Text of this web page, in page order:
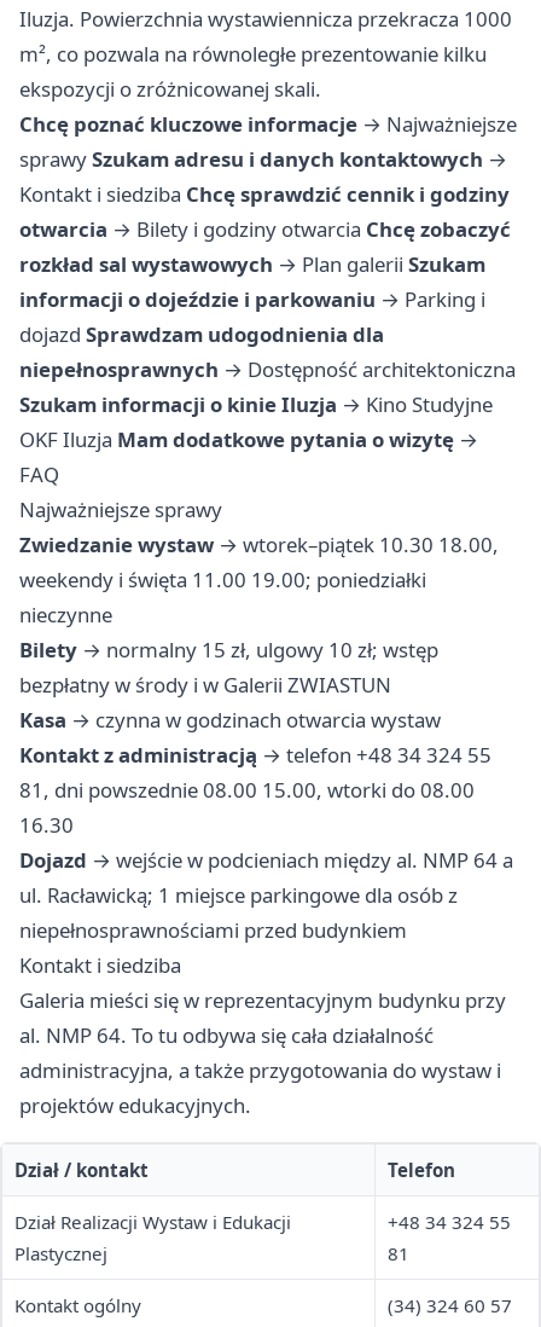
Iluzja. Powierzchnia wystawiennicza przekracza 1000
m², co pozwala na równoległe prezentowanie kilku
ekspozycji o zróżnicowanej skali.
Chcę poznać kluczowe informacje → Najważniejsze
sprawySzukam adresu i danych kontaktowych →
Kontakt i siedziba Chcę sprawdzić cennik i godziny
otwarcia → Bilety i godziny otwarcia Chcę zobaczyć
rozkład sal wystawowych → Plan galerii Szukam
informacji o dojeździe i parkowaniu → Parking i
dojazd Sprawdzam udogodnienia dla
niepełnosprawnych → Dostępność architektoniczna
Szukam informacji o kinie Iluzja → Kino Studyjne
OKF Iluzja Mam dodatkowe pytania o wizytę →
FAQ
Najważniejsze sprawy
Zwiedzanie wystaw → wtorek–piątek 10.30 18.00,
weekendy i święta 11.00 19.00; poniedziałki
nieczynne
Bilety → normalny 15 zł, ulgowy 10 zł; wstęp
bezpłatny w środy i w Galerii ZWIASTUN
Kasa → czynna w godzinach otwarcia wystaw
Kontakt z administracją → telefon +48 34 324 55
81, dni powszednie 08.00 15.00, wtorki do 08.00
16.30
Dojazd → wejście w podcieniach między al. NMP 64 a
ul. Racławicką; 1 miejsce parkingowe dla osób z
niepełnosprawnościami przed budynkiem
Kontakt i siedziba
Galeria mieści się w reprezentacyjnym budynku przy
al. NMP 64. To tu odbywa się cała działalność
administracyjna, a także przygotowania do wystaw i
projektów edukacyjnych.
Dział / kontakt Telefon
Dział Realizacji Wystaw i Edukacji
Plastycznej
+48 34 324 55
81
Kontakt ogólny (34) 324 60 57